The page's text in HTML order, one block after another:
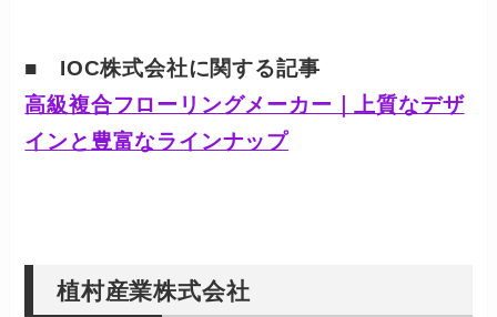
■ IOC株式会社に関する記事
高級複合フローリングメーカー｜上質なデザ
インと豊富なラインナップ
植村産業株式会社